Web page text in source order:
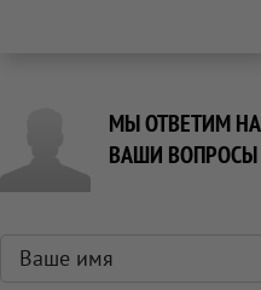
МЫ ОТВЕТИМ НА
ВАШИ ВОПРОСЫ